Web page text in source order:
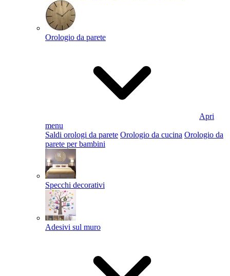
Orologio da parete
Apri
menu
Saldi orologi da parete Orologio da cucina Orologio da
parete per bambini
Specchi decorativi
Adesivi sul muro